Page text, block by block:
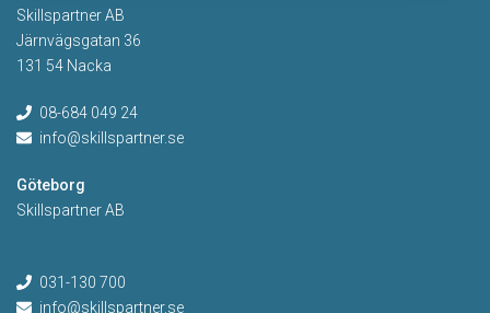
Skillspartner AB
Järnvägsgatan 36
131 54 Nacka
08-684 049 24
info@skillspartner.se
Göteborg
Skillspartner AB
031-130 700
info@skillspartner.se